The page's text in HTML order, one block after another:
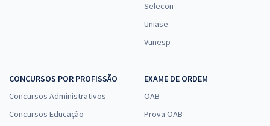
Selecon
Uniase
Vunesp
CONCURSOS POR PROFISSÃO
Concursos Administrativos
Concursos Educação
EXAME DE ORDEM
OAB
Prova OAB